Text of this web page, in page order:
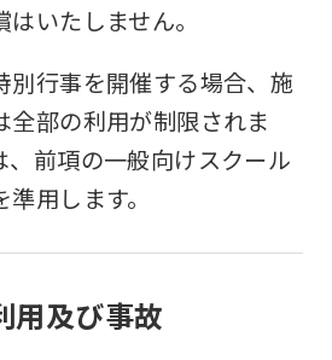
いたしません。
別行事を開催する場合、施
全部の利用が制限されま
、前項の一般向けスクール
用します。
用及び事故